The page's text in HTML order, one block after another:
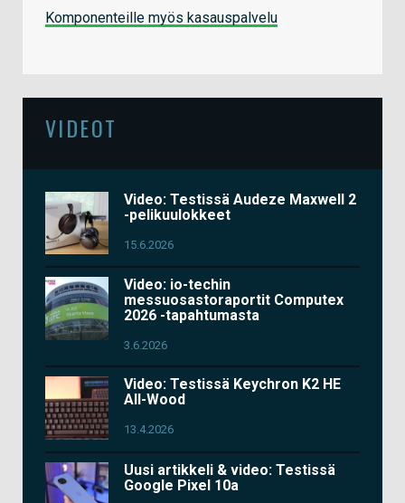
Komponenteille myös kasauspalvelu
VIDEOT
Video: Testissä Audeze Maxwell 2
-pelikuulokkeet
15.6.2026
Video: io-techin
messuosastoraportit Computex
2026 -tapahtumasta
3.6.2026
Video: Testissä Keychron K2 HE
All-Wood
13.4.2026
Uusi artikkeli & video: Testissä
Google Pixel 10a